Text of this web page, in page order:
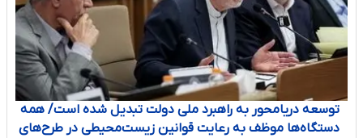
توسعه دریامحور به راهبرد ملی دولت تبدیل شده است/ همه
دستگاه‌ها موظف به رعایت قوانین زیست‌محیطی در طرح‌های